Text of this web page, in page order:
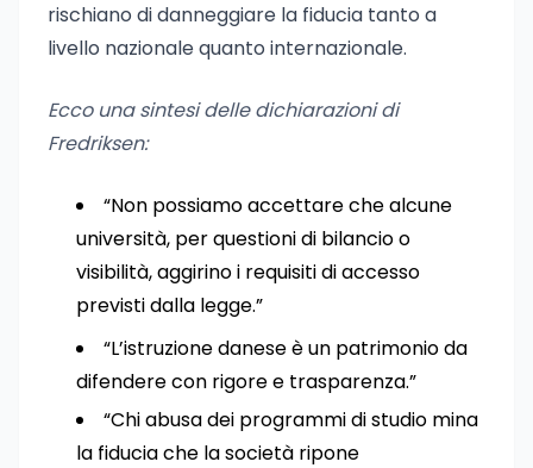
rischiano di danneggiare la fiducia tanto a
livello nazionale quanto internazionale.
Ecco una sintesi delle dichiarazioni di
Fredriksen:
“Non possiamo accettare che alcune
università, per questioni di bilancio o
visibilità, aggirino i requisiti di accesso
previsti dalla legge.”
“L’istruzione danese è un patrimonio da
difendere con rigore e trasparenza.”
“Chi abusa dei programmi di studio mina
la fiducia che la società ripone